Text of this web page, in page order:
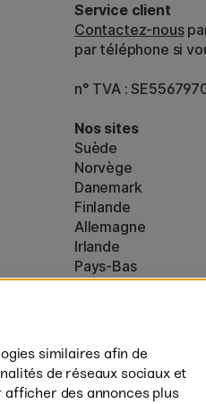
Service client
Contactez-nous
par téléphone si
n° TVA :
Nos sites
Suède
Norvège
Danemark
Finlande
Allemagne
Irlande
Pays-Bas
Royaume-Uni
* Des conditions de
s’appliquent aux
similaires afin de
de réseaux sociaux et
des annonces plus